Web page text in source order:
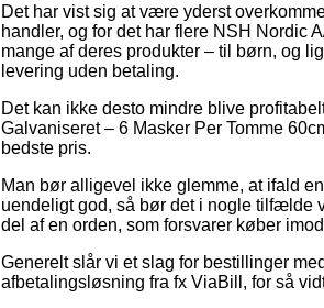
Det har vist sig at være yderst
handler, og for det har flere NSH Nordic
mange af deres produkter – til børn, og
levering uden betaling.
Det kan ikke desto mindre blive
Galvaniseret – 6 Masker Per Tomme
bedste pris.
Man bør alligevel ikke glemme, at ifald
uendeligt god, så bør det i nogle tilfælde
del af en orden, som forsvarer køber
Generelt slår vi et slag for bestillinger
afbetalingsløsning fra fx ViaBill, for så